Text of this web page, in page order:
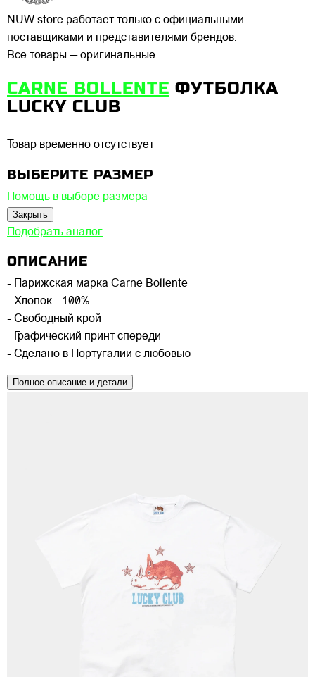
NUW store работает только с официальными
поставщиками и представителями брендов.
Все товары — оригинальные.
CARNE BOLLENTE ФУТБОЛКА
LUCKY CLUB
Товар временно отсутствует
ВЫБЕРИТЕ РАЗМЕР
Помощь в выборе размера
Закрыть
Подобрать аналог
ОПИСАНИЕ
- Парижская марка Carne Bollente
- Хлопок - 100%
- Свободный крой
- Графический принт спереди
- Сделано в Португалии с любовью
Полное описание и детали